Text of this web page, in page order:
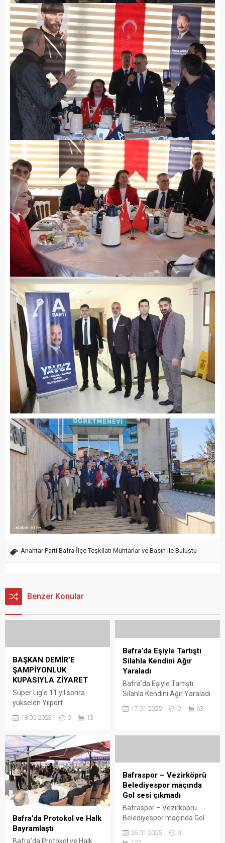
Anahtar Parti Bafra İlçe Teşkilatı Muhtarlar ve Basın ile Buluştu
Benzer Konular
BAŞKAN DEMİR’E
ŞAMPİYONLUK
KUPASIYLA ZİYARET
Süper Lig’e 11 yıl sonra
yükselen Yılport
Üyeleri Soner Soykan ve
kupasını Samsun
Büyükşehir Belediye
Başkanı Mustafa Demir’e
getirdi. 11 yıl aradan sonra
Süper Lig’e yükselen Yılport
Samsunspor İcra Kurulu
Üyeleri Soner Soykan ve
Büyükşehir Belediye
Başkanı Mustafa Demir’i
18.05.2023 0 13
Bafra’da Eşiyle Tartıştı
Silahla Kendini Ağır
Yaraladı
Bafra’da Eşiyle Tartıştı
Silahla Kendini Ağır Yaraladı
ilçesinde akşam saatlerinde
bilinmeyen nedeyle çıkan
gögüsten ağır şekilde
kendini yaraladı. Bafra’nın
İshaklı Mahallesi Kardelen
Sitesi’nde yaşanan olayda,
eşiyle tartışan İbrahim G.
(36), isimli genç silahla
göğsüne ateş...
17.01.2025 0 63
Bafra’da Protokol ve Halk
Bayramlaştı
Bafra’da Protokol ve Halk
Bafraspor – Vezirköprü
Belediyespor maçında
Gol sesi çıkmadı
Bafraspor – Vezirköprü
Belediyespor maçında Gol
Bölgesi Süper Amatör (SAL)
26.01.2025
0